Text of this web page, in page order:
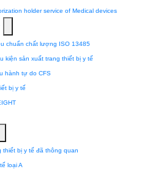
holder service of Medical devices
submenu
for
Dịch
vụ
xuất
chuẩn chất lượng ISO 13485
kiện sản xuất trang thiết bị y tế
hành tự do CFS
bị y tế
submenu
for
thiết bị y tế đã thông quan
loại A